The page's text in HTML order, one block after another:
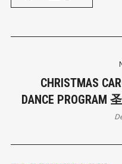
CHRISTMAS
DANCE PROGRAM